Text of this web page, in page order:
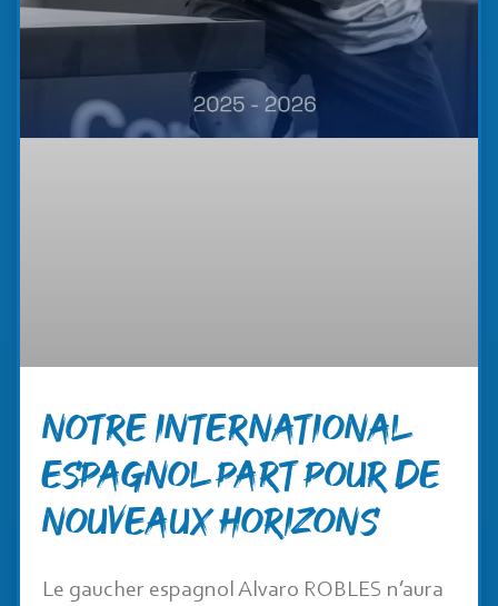
Notre international
espagnol part pour de
nouveaux horizons
Le gaucher espagnol Alvaro ROBLES n’aura